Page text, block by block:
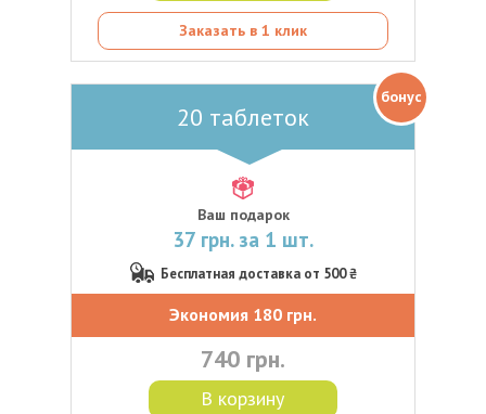
Заказать в 1 клик
20 таблеток
Ваш подарок
37 грн. за 1 шт.
Бесплатная доставка от 500 ₴
Экономия 180 грн.
740 грн.
В корзину
бонус